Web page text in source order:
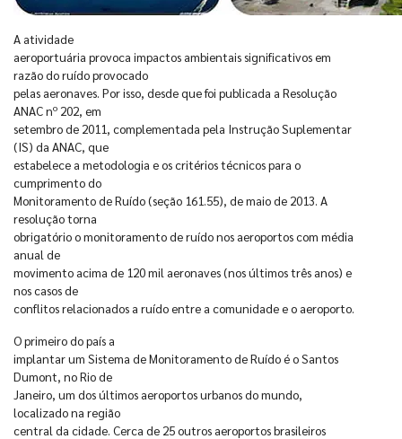
A atividade
aeroportuária provoca impactos ambientais significativos em
razão do ruído provocado
pelas aeronaves. Por isso, desde que foi publicada a Resolução
ANAC nº 202, em
setembro de 2011, complementada pela Instrução Suplementar
(IS) da ANAC, que
estabelece a metodologia e os critérios técnicos para o
cumprimento do
Monitoramento de Ruído (seção 161.55), de maio de 2013. A
resolução torna
obrigatório o monitoramento de ruído nos aeroportos com média
anual de
movimento acima de 120 mil aeronaves (nos últimos três anos) e
nos casos de
conflitos relacionados a ruído entre a comunidade e o aeroporto.
O primeiro do país a
implantar um Sistema de Monitoramento de Ruído é o Santos
Dumont, no Rio de
Janeiro, um dos últimos aeroportos urbanos do mundo,
localizado na região
central da cidade. Cerca de 25 outros aeroportos brasileiros